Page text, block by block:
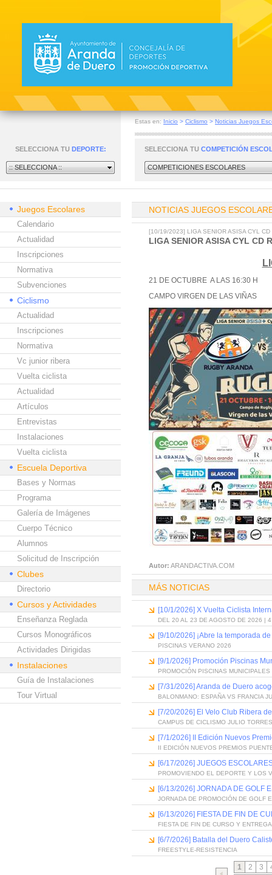
Estas en: Inicio > Ciclismo > Noticias Juegos
SELECCIONA TU DEPORTE:
:: SELECCIONA ::
SELECCIONA TU COMPETICIÓN
COMPETICIONES ESCOLARES
Juegos Escolares
Calendario
Actualidad
Inscripciones
Normativa
Subvenciones
Ciclismo
Actualidad
Inscripciones
Normativa
Vc junior ribera
Vuelta ciclista
Actualidad
Artículos
Entrevistas
Instalaciones
Vuelta ciclista
Escuela Deportiva
Bases y Normas
Programa
Galería de Imágenes
Cuerpo Técnico
Alumnos
Solicitud de Inscripción
Clubes
Directorio
Cursos y Actividades
Enseñanza Reglada
Cursos Monográficos
Actividades Dirigidas
Instalaciones
Guía de Instalaciones
Tour Virtual
NOTICIAS JUEGOS
[10/19/2023] LIGA SENIOR ASISA CYL CD
LIGA SENIOR ASISA CYL CD
21 DE OCTUBRE A LAS 16:30 H
CAMPO VIRGEN DE LAS VIÑAS
Autor: ARANDACTIVA.COM
MÁS NOTICIAS
[10/1/2026] X Vuelta Ciclista
DEL 20 AL 23 DE AGOSTO DE 2026 | 4
[9/10/2026] ¡Abre la temporada
PISCINAS VERANO 2026
[9/1/2026] Promoción Piscinas
PROMOCIÓN PISCINAS
[7/31/2026] Aranda de Duero
BALONMANO: ESPAÑA VS FRANCIA
[7/20/2026] El Velo Club Ribera
CAMPUS DE CICLISMO JULIO
[7/1/2026] II Edición Nuevos
II EDICIÓN NUEVOS PREMIOS
[6/17/2026] JUEGOS
PROMOVIENDO EL DEPORTE Y LOS
[6/13/2026] JORNADA DE GOLF
JORNADA DE PROMOCIÓN DE GOLF
[6/13/2026] FIESTA DE FIN DE
FIESTA DE FIN DE CURSO Y
[6/7/2026] Batalla del Duero
FREESTYLE-RESISTENCIA
1 2 3